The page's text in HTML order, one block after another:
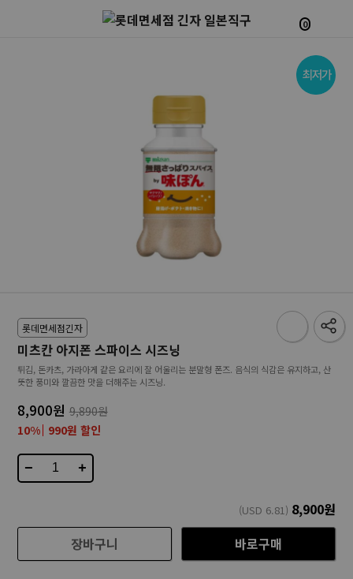
0
롯데면세점긴자
미츠칸 아지폰 스파이스 시즈닝
튀김, 돈카츠, 가라아게 같은 요리에 잘 어울리는 분말형 폰즈. 음식의 식감은 유지하고, 산
뜻한 풍미와 깔끔한 맛을 더해주는 시즈닝.
8,900원 9,890원
10% 990원 할인
− +
(USD 6.81) 8,900원
장바구니
바로구매